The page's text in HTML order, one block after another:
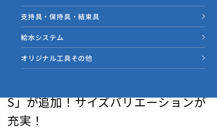
支持具・保持具・結束具
給水システム
オリジナル工具その他
ーションが充実！
新着情報
2025.02.06 お知らせ
S」が追加！サイズバリエーションが
充実！